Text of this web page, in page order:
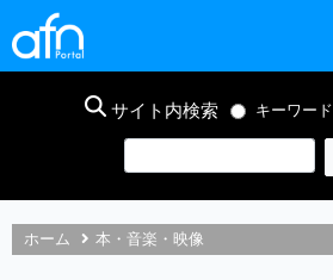
サイト内検索 キーワード
ホーム 本・音楽・映像